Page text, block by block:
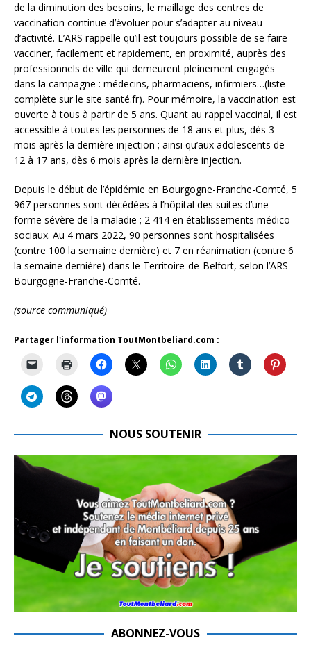
de la diminution des besoins, le maillage des centres de
vaccination continue d’évoluer pour s’adapter au niveau
d’activité. L’ARS rappelle qu’il est toujours possible de se faire
vacciner, facilement et rapidement, en proximité, auprès des
professionnels de ville qui demeurent pleinement engagés
dans la campagne : médecins, pharmaciens, infirmiers…(liste
complète sur le site santé.fr). Pour mémoire, la vaccination est
ouverte à tous à partir de 5 ans. Quant au rappel vaccinal, il est
accessible à toutes les personnes de 18 ans et plus, dès 3
mois après la dernière injection ; ainsi qu’aux adolescents de
12 à 17 ans, dès 6 mois après la dernière injection.
Depuis le début de l’épidémie en Bourgogne-Franche-Comté, 5
967 personnes sont décédées à l’hôpital des suites d’une
forme sévère de la maladie ; 2 414 en établissements médico-
sociaux. Au 4 mars 2022, 90 personnes sont hospitalisées
(contre 100 la semaine dernière) et 7 en réanimation (contre 6
la semaine dernière) dans le Territoire-de-Belfort, selon l’ARS
Bourgogne-Franche-Comté.
(source communiqué)
Partager l'information ToutMontbeliard.com :
NOUS SOUTENIR
ABONNEZ-VOUS